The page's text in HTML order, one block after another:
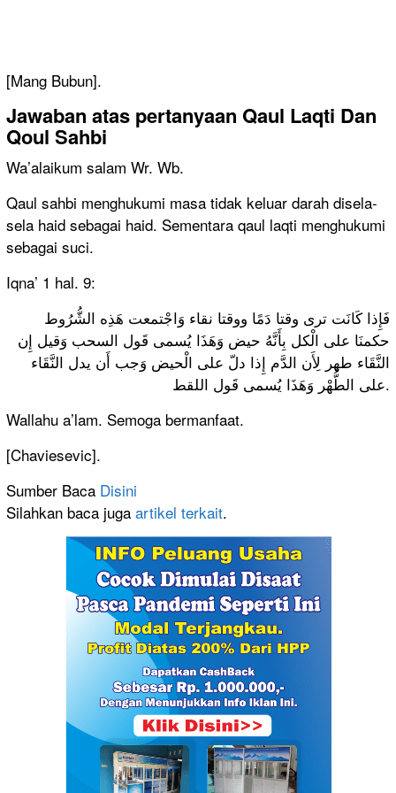
[Mang Bubun].
Jawaban atas pertanyaan Qaul Laqti Dan
Qoul Sahbi
Wa’alaikum salam Wr. Wb.
Qaul sahbi menghukumi masa tidak keluar darah disela-
sela haid sebagai haid. Sementara qaul laqti menghukumi
sebagai suci.
Iqna’ 1 hal. 9:
فَإِذا كَانَت ترى وقتا دَمًا ووقتا نقاء وَاجْتمعت هَذِه الشُّرُوط
حكمنَا على الْكل بِأَنَّهُ حيض وَهَذَا يُسمى قَول السحب وَقيل إِن
النَّقَاء طهر لِأَن الدَّم إِذا دلّ على الْحيض وَجب أَن يدل النَّقَاء
على الطُّهْر وَهَذَا يُسمى قَول اللقط.
Wallahu a’lam. Semoga bermanfaat.
[Chaviesevic].
Sumber Baca Disini
Silahkan baca juga artikel terkait.